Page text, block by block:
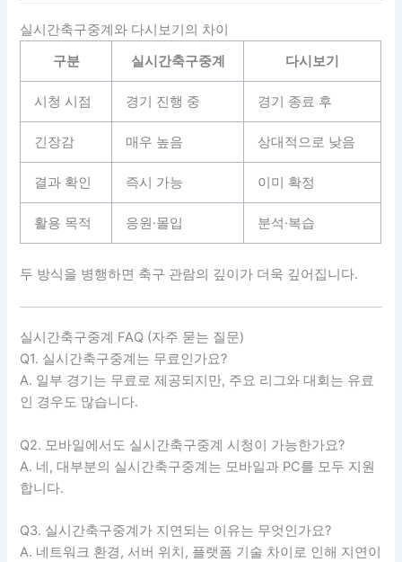
실시간축구중계와 다시보기의 차이
구분
실시간축구중계 다시보기
시청 시점 경기 진행 중 경기 종료 후
긴장감 매우 높음 상대적으로 낮음
결과 확인 즉시 가능 이미 확정
활용 목적 응원·몰입 분석·복습
두 방식을 병행하면 축구 관람의 깊이가 더욱 깊어집니다.
실시간축구중계 FAQ (자주 묻는 질문)
Q1. 실시간축구중계는 무료인가요?
A. 일부 경기는 무료로 제공되지만, 주요 리그와 대회는 유료
인 경우도 많습니다.
Q2. 모바일에서도 실시간축구중계 시청이 가능한가요?
A. 네, 대부분의 실시간축구중계는 모바일과 PC를 모두 지원
합니다.
Q3. 실시간축구중계가 지연되는 이유는 무엇인가요?
A. 네트워크 환경, 서버 위치, 플랫폼 기술 차이로 인해 지연이